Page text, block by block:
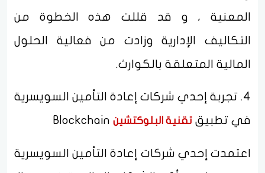
المعنية ، و قد قللت هذه الخطوة من
التكاليف الإدارية وزادت من فعالية الحلول
المالية المتعلقة بالكوارث.
4. تجربة إحدي شركات إعادة التأمين السويسرية
في تطبيق تقنية البلوكتشين
اعتمدت إحدي شركات إعادة التأمين السويسرية